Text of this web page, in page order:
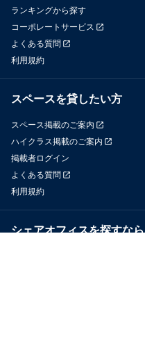
ランキングから探す
コーポレートサービス
よくある質問
利用規約
スペースを貸したい方
スペース掲載のご案内
ハイクラス掲載のご案内
掲載者ログイン
よくある質問
利用規約
シェアオフィスを探すなら